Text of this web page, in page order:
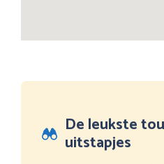
De leukste
uitstapjes